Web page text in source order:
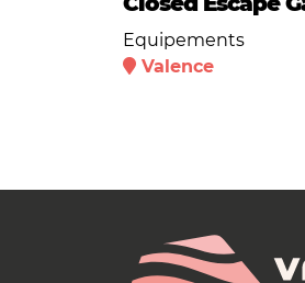
Equipements
Valence